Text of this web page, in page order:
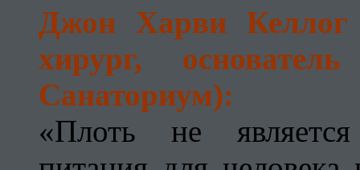
Джон Харви Келлог
хирург,
Санаториум):
«Плоть не